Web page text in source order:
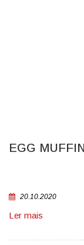
EGG
20.10.2020
Ler mais